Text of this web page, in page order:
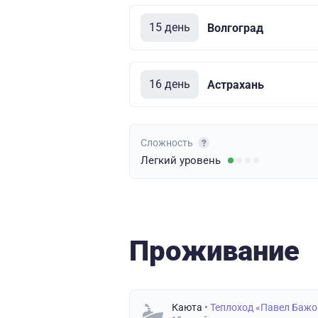
15 день Волгоград
16 день Астрахань
Сложность
Легкий уровень
Проживание
Каюта • Теплоход «Павел